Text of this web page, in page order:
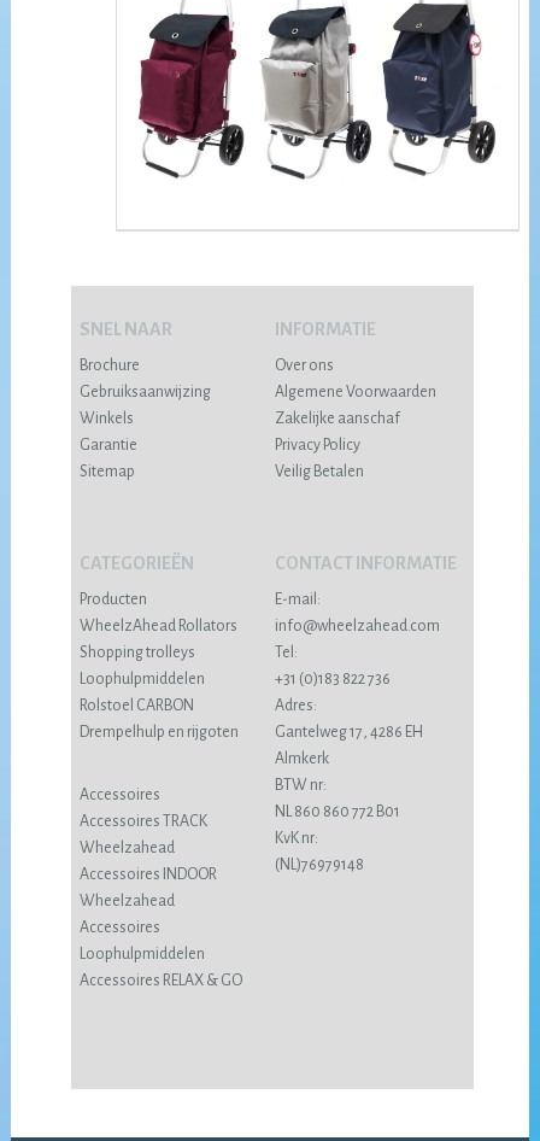
SNEL NAAR
Brochure
Gebruiksaanwijzing
Winkels
Garantie
Sitemap
INFORMATIE
Over ons
Algemene Voorwaarden
Zakelijke aanschaf
Privacy Policy
Veilig Betalen
CATEGORIEËN
Producten
WheelzAhead Rollators
Shopping trolleys
Loophulpmiddelen
Rolstoel CARBON
Drempelhulp en rijgoten
Accessoires
Accessoires TRACK
Wheelzahead
Accessoires INDOOR
Wheelzahead
Accessoires
Loophulpmiddelen
Accessoires RELAX & GO
CONTACT INFORMATIE
E-mail:
info@wheelzahead.com
Tel:
+31 (0)183 822 736
Adres:
Gantelweg 17, 4286 EH
Almkerk
BTW nr:
NL 860 860 772 B01
KvK nr:
(NL)76979148